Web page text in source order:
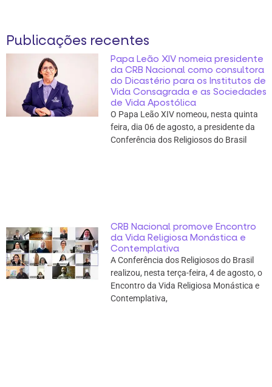
Publicações recentes
Papa Leão XIV nomeia presidente
da CRB Nacional como consultora
do Dicastério para os Institutos de
Vida Consagrada e as Sociedades
de Vida Apostólica
O Papa Leão XIV nomeou, nesta quinta
feira, dia 06 de agosto, a presidente da
Conferência dos Religiosos do Brasil
CRB Nacional promove Encontro
da Vida Religiosa Monástica e
Contemplativa
A Conferência dos Religiosos do Brasil
realizou, nesta terça-feira, 4 de agosto, o
Encontro da Vida Religiosa Monástica e
Contemplativa,